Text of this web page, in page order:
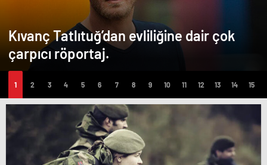
Kıvanç Tatlıtuğ’dan evliliğine dair çok
çarpıcı röportaj.